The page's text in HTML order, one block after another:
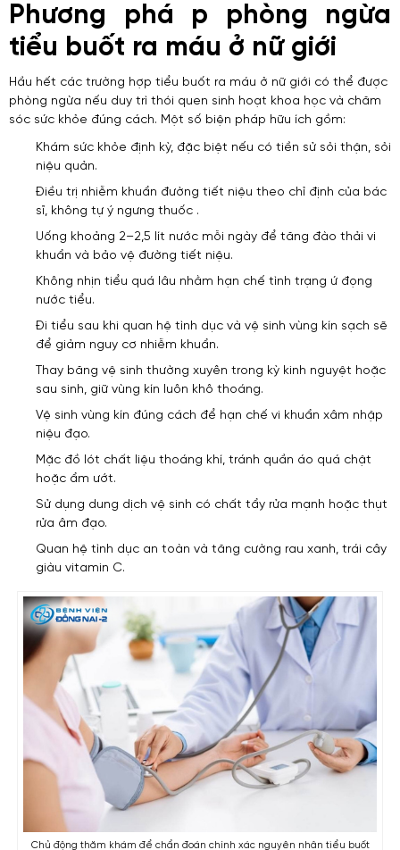
Phương phá p phòng ngừa
tiểu buốt ra máu ở nữ giới
Hầu hết các trường hợp tiểu buốt ra máu ở nữ giới có thể được
phòng ngừa nếu duy trì thói quen sinh hoạt khoa học và chăm
sóc sức khỏe đúng cách. Một số biện pháp hữu ích gồm:
Khám sức khỏe định kỳ, đặc biệt nếu có tiền sử sỏi thận, sỏi
niệu quản.
Điều trị nhiễm khuẩn đường tiết niệu theo chỉ định của bác
sĩ, không tự ý ngưng thuốc .
Uống khoảng 2–2,5 lít nước mỗi ngày để tăng đào thải vi
khuẩn và bảo vệ đường tiết niệu.
Không nhịn tiểu quá lâu nhằm hạn chế tình trạng ứ đọng
nước tiểu.
Đi tiểu sau khi quan hệ tình dục và vệ sinh vùng kín sạch sẽ
để giảm nguy cơ nhiễm khuẩn.
Thay băng vệ sinh thường xuyên trong kỳ kinh nguyệt hoặc
sau sinh, giữ vùng kín luôn khô thoáng.
Vệ sinh vùng kín đúng cách để hạn chế vi khuẩn xâm nhập
niệu đạo.
Mặc đồ lót chất liệu thoáng khí, tránh quần áo quá chật
hoặc ẩm ướt.
Sử dụng dung dịch vệ sinh có chất tẩy rửa mạnh hoặc thụt
rửa âm đạo.
Quan hệ tình dục an toàn và tăng cường rau xanh, trái cây
giàu vitamin C.
Chủ động thăm khám để chẩn đoán chính xác nguyên nhân tiểu buốt